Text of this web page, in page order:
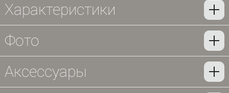
Характеристики
Фото
Аксессуары